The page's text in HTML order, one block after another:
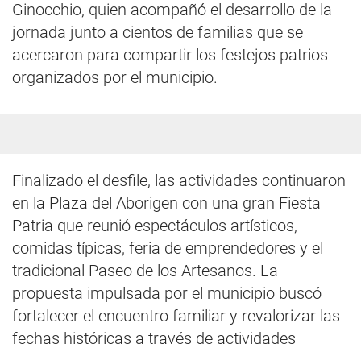
Ginocchio, quien acompañó el desarrollo de la
jornada junto a cientos de familias que se
acercaron para compartir los festejos patrios
organizados por el municipio.
Finalizado el desfile, las actividades continuaron
en la Plaza del Aborigen con una gran Fiesta
Patria que reunió espectáculos artísticos,
comidas típicas, feria de emprendedores y el
tradicional Paseo de los Artesanos. La
propuesta impulsada por el municipio buscó
fortalecer el encuentro familiar y revalorizar las
fechas históricas a través de actividades